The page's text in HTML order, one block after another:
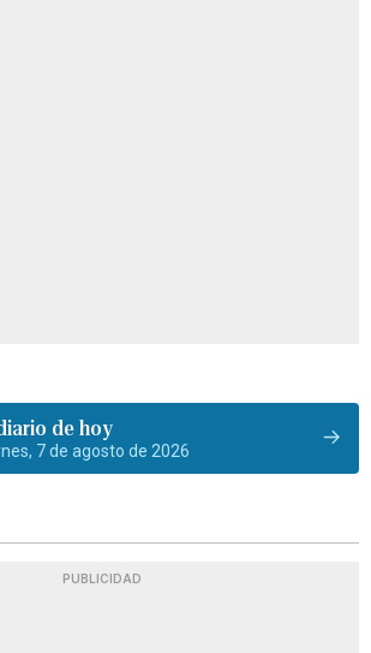
de hoy
7 de agosto de 2026
PUBLICIDAD